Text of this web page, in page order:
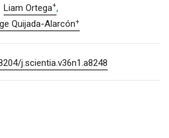
Liam Ortega+
Quijada-Alarcón+
j.scientia.v36n1.a8248